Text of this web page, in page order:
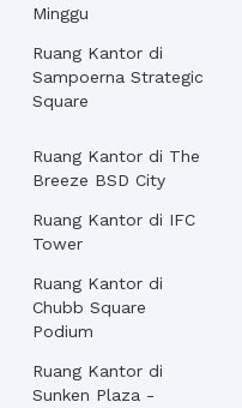
Minggu
Ruang Kantor di
Sampoerna Strategic
Square
Ruang Kantor di The
Breeze BSD City
Ruang Kantor di IFC
Tower
Ruang Kantor di
Chubb Square
Podium
Ruang Kantor di
Sunken Plaza -